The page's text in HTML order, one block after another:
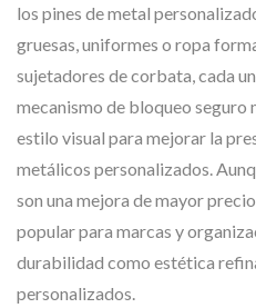
los pines de metal
gruesas, uniformes o ropa
sujetadores de corbata, cada
mecanismo de bloqueo seguro
estilo visual para mejorar la
metálicos personalizados.
son una mejora de mayor
popular para marcas y
durabilidad como estética
personalizados.